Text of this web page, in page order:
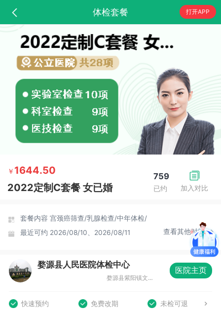
体检套餐 打开APP
加入对比
759
已约
￥ 1644.50
2022定制C套餐 女已婚
套餐内容 宫颈癌筛查/乳腺检查/中年体检/
最近可约 2026/08/10、2026/08/11 查看其他时间
婺源县人民医院体检中心
婺源县紫阳镇文公南路17号
医院主页
快速预约 免费改期 未检可退